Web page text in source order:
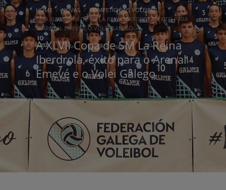
HOME NOVAS
COMPETICIÓNS VOLEIBOL
A XLVII COPA DE SM LA REINA IBERDROLA, ÉXITO PARA
O ARENAL EMEVÉ E O VOLEI GALEGO
A XLVII Copa de SM La Reina
Iberdrola, éxito para o Arenal
Emevé e o Volei Galego